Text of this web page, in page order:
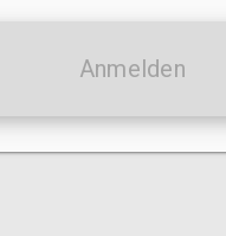
Anmelden